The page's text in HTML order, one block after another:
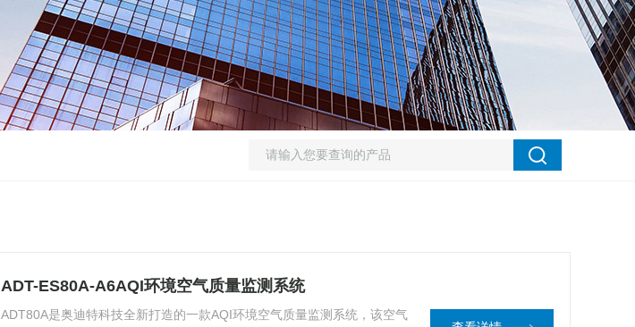
ADT-ES80A-A6AQI环境空气质量监测系统
ADT80A是奥迪特科技全新打造的一款AQI环境空气质量监测系统，该空气